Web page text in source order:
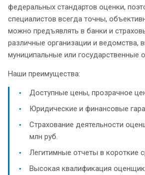
федеральных стандартов оценки,
специалистов всегда точны,
можно предъявлять в банки и
различные организации и ведомства,
муниципальные или государственные
Наши преимущества:
Доступные цены, прозрачное
Юридические и финансовые
Страхование деятельности
млн руб.
Легитимные отчеты в короткие
Высокая квалификация